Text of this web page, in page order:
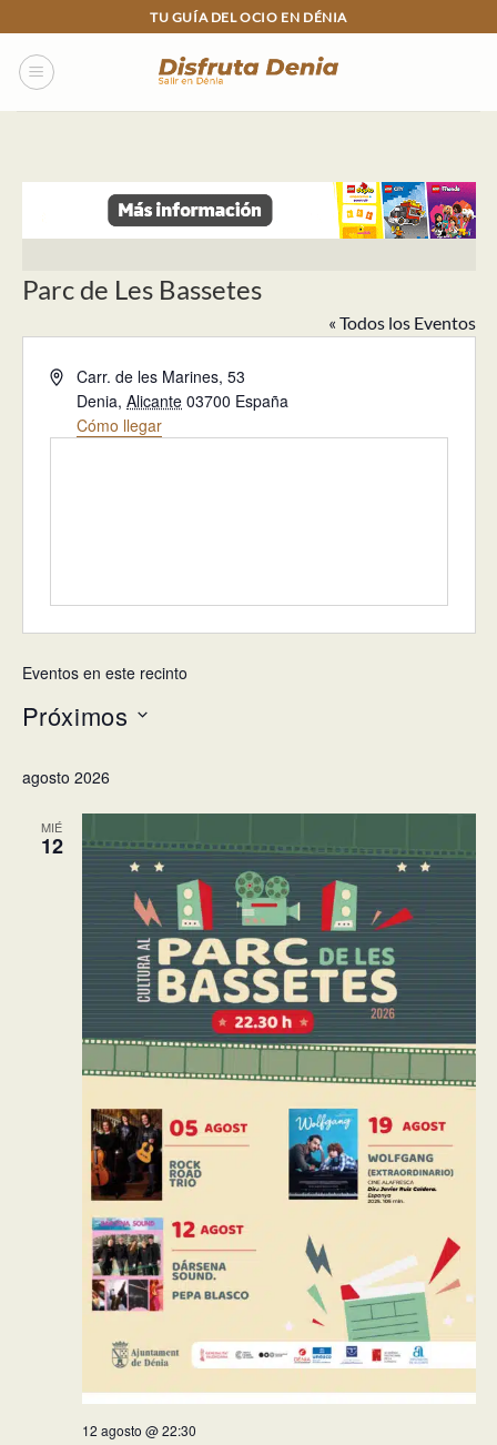
to
content
TU GUÍA DEL OCIO EN DÉNIA
Parc de Les Bassetes
« Todos los Eventos
DirecciónCarr. de les Marines, 53
Denia, Alicante 03700 España
Cómo llegar
Eventos en este recinto
Próximos
la
agosto 2026
MIÉ
12
12 agosto @ 22:30